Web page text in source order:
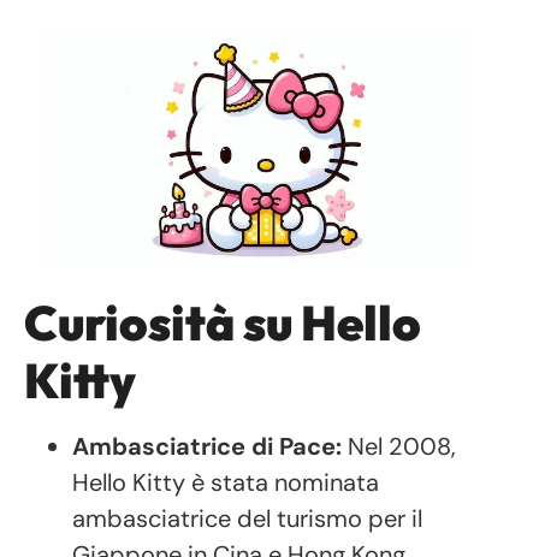
Curiosità su Hello
Kitty
Ambasciatrice di Pace: Nel 2008,
Hello Kitty è stata nominata
ambasciatrice del turismo per il